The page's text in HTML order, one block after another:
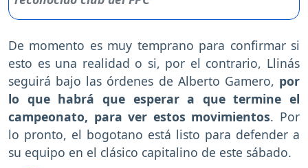
De momento es muy temprano para confirmar si
esto es una realidad o si, por el contrario, Llinás
seguirá bajo las órdenes de Alberto Gamero, por
lo que habrá que esperar a que termine el
campeonato, para ver estos movimientos. Por
lo pronto, el bogotano está listo para defender a
su equipo en el clásico capitalino de este sábado.